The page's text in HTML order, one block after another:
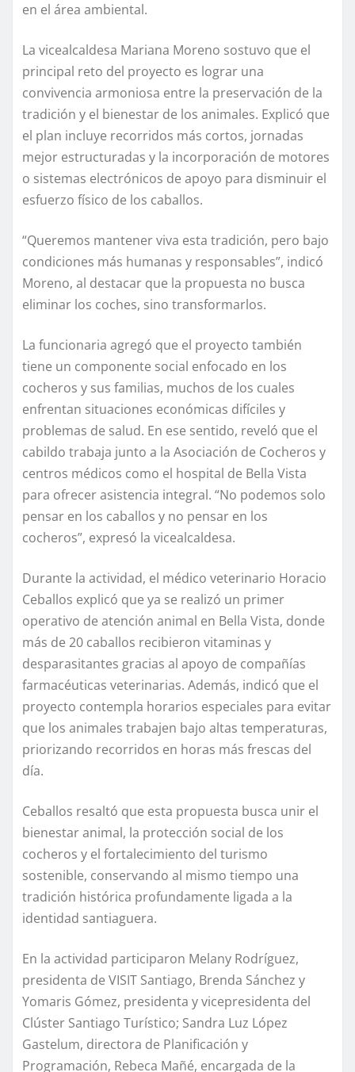
en el área ambiental.
La vicealcaldesa Mariana Moreno sostuvo que el
principal reto del proyecto es lograr una
convivencia armoniosa entre la preservación de la
tradición y el bienestar de los animales. Explicó que
el plan incluye recorridos más cortos, jornadas
mejor estructuradas y la incorporación de motores
o sistemas electrónicos de apoyo para disminuir el
esfuerzo físico de los caballos.
“Queremos mantener viva esta tradición, pero bajo
condiciones más humanas y responsables”, indicó
Moreno, al destacar que la propuesta no busca
eliminar los coches, sino transformarlos.
La funcionaria agregó que el proyecto también
tiene un componente social enfocado en los
cocheros y sus familias, muchos de los cuales
enfrentan situaciones económicas difíciles y
problemas de salud. En ese sentido, reveló que el
cabildo trabaja junto a la Asociación de Cocheros y
centros médicos como el hospital de Bella Vista
para ofrecer asistencia integral. “No podemos solo
pensar en los caballos y no pensar en los
cocheros”, expresó la vicealcaldesa.
Durante la actividad, el médico veterinario Horacio
Ceballos explicó que ya se realizó un primer
operativo de atención animal en Bella Vista, donde
más de 20 caballos recibieron vitaminas y
desparasitantes gracias al apoyo de compañías
farmacéuticas veterinarias. Además, indicó que el
proyecto contempla horarios especiales para evitar
que los animales trabajen bajo altas temperaturas,
priorizando recorridos en horas más frescas del
día.
Ceballos resaltó que esta propuesta busca unir el
bienestar animal, la protección social de los
cocheros y el fortalecimiento del turismo
sostenible, conservando al mismo tiempo una
tradición histórica profundamente ligada a la
identidad santiaguera.
En la actividad participaron Melany Rodríguez,
presidenta de VISIT Santiago, Brenda Sánchez y
Yomaris Gómez, presidenta y vicepresidenta del
Clúster Santiago Turístico; Sandra Luz López
Gastelum, directora de Planificación y
Programación, Rebeca Mañé, encargada de la